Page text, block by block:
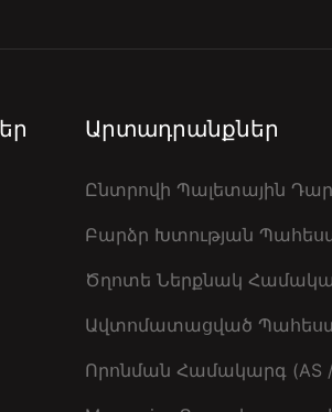
Արտադրանքներ
Ընտրովի Պալետային
Բարձր Խտության
Ծղոտե Ներքնակ
Ավտոմատացված
Որոնման Համակարգ (AS /